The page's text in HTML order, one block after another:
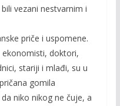
vezani nestvarnim i
priče i uspomene.
ekonomisti, doktori,
stariji i mlađi, su u
gomila
niko nikog ne čuje, a